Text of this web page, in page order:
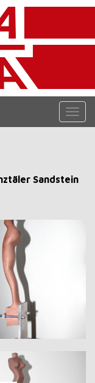
ein-/
Sandstein